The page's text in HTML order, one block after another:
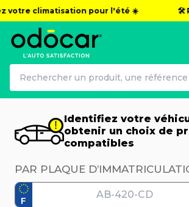
climatisation pour l'été ☀️ 🛠️
Identifiez votre
obtenir un choix de
compatibles
PAR PLAQUE
F